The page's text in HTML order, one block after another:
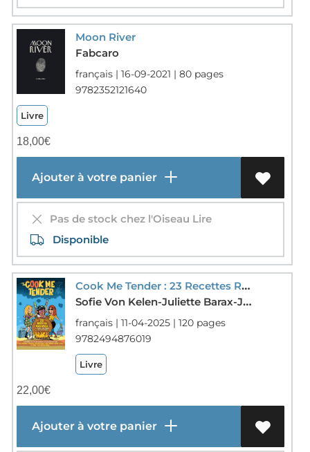
Moon River
Fabcaro
français | 16-09-2021 | 80 pages
9782352121640
Livre
18,00€
Ajouter à votre panier
Pas de stock chez l'Oiseau Lire
Disponible
Cook Me Tender : 23 Recettes Rock'n'roll
Sofie Von Kelen-Juliette Barax-Johann Guyot-Jampur Fraize-Fabcaro
français | 11-04-2025 | 120 pages
9782494876019
Livre
22,00€
Ajouter à votre panier